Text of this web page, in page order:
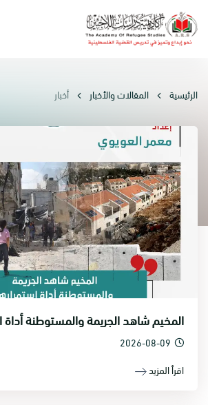
الرئيسية المقالات والأخبار أخبار
المخيم شاهد الجريمة والمستوطنة أداة
2026-08-09
اقرأ المزيد